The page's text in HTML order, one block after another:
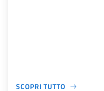
SCOPRI TUTTO